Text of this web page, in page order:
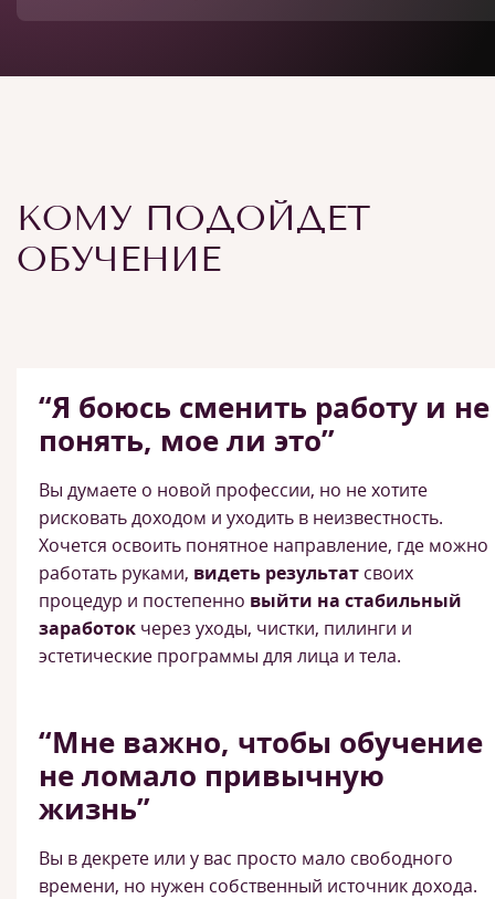
КОМУ ПОДОЙДЕТ
ОБУЧЕНИЕ
“Я боюсь сменить работу и не
понять, мое ли это”
Вы думаете о новой профессии, но не хотите
рисковать доходом и уходить в неизвестность.
Хочется освоить понятное направление, где можно
работать руками, видеть результат своих
процедур и постепенно выйти на стабильный
заработок через уходы, чистки, пилинги и
эстетические программы для лица и тела.
“Мне важно, чтобы обучение
не ломало привычную
жизнь”
Вы в декрете или у вас просто мало свободного
времени, но нужен собственный источник дохода.